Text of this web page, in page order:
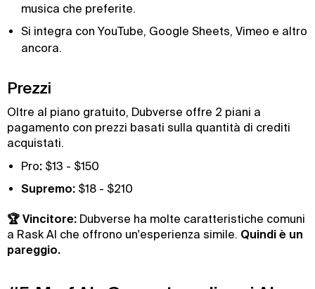
musica che preferite.
Si integra con YouTube, Google Sheets, Vimeo e altro
ancora.
Prezzi
Oltre al piano gratuito, Dubverse offre 2 piani a
pagamento con prezzi basati sulla quantità di crediti
acquistati.
‍Pro: $13 - $150
Supremo: $18 - $210
🏆 Vincitore: Dubverse ha molte caratteristiche comuni
a Rask AI che offrono un'esperienza simile. Quindi è un
pareggio.